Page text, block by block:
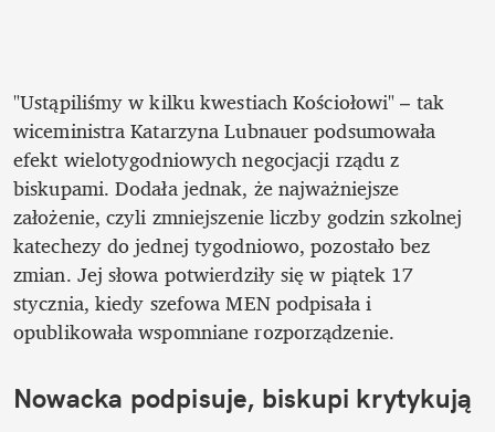
"Ustąpiliśmy w kilku kwestiach Kościołowi" – tak
wiceministra Katarzyna Lubnauer podsumowała
efekt wielotygodniowych negocjacji rządu z
biskupami. Dodała jednak, że najważniejsze
założenie, czyli zmniejszenie liczby godzin szkolnej
katechezy do jednej tygodniowo, pozostało bez
zmian. Jej słowa potwierdziły się w piątek 17
stycznia, kiedy szefowa MEN podpisała i
opublikowała wspomniane rozporządzenie.
Nowacka podpisuje, biskupi krytykują